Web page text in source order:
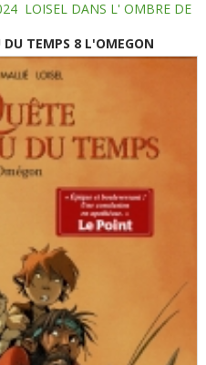
LOISEL DANS L' OMBRE DE
TEMPS 8 L'OMEGON